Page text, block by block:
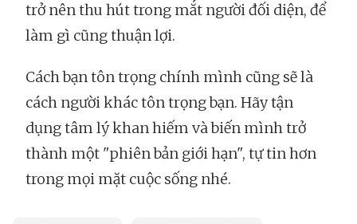
trở nên thu hút trong mắt người đối diện, để
làm gì cũng thuận lợi.
Cách bạn tôn trọng chính mình cũng sẽ là
cách người khác tôn trọng bạn. Hãy tận
dụng tâm lý khan hiếm và biến mình trở
thành một "phiên bản giới hạn", tự tin hơn
trong mọi mặt cuộc sống nhé.